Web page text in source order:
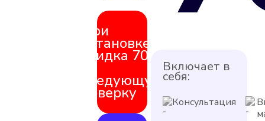
Включает в
себя:
Консультация
При
установке
скидка 70%
следующую
поверку